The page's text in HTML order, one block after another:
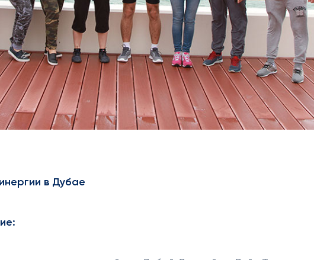
в Дубае